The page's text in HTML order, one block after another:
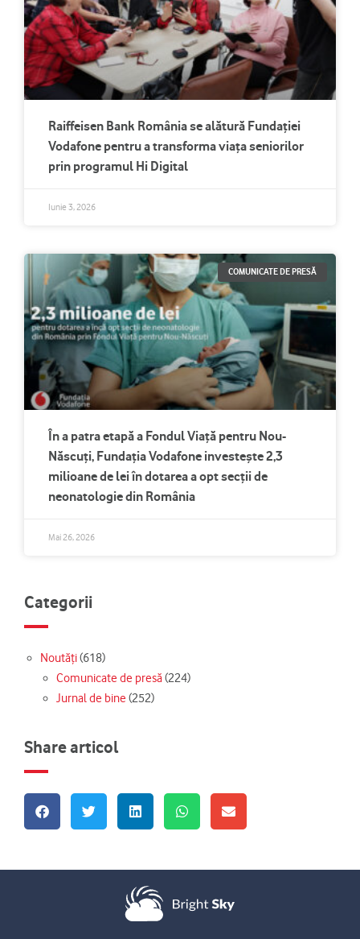
Raiffeisen Bank România se alătură Fundației
Vodafone pentru a transforma viața seniorilor
prin programul Hi Digital
Iunie 3, 2026
COMUNICATE DE PRESĂ
În a patra etapă a Fondul Viață pentru Nou-
Născuți, Fundația Vodafone investește 2,3
milioane de lei în dotarea a opt secții de
neonatologie din România
Mai 26, 2026
Categorii
Noutăți(618)
Comunicate de presă(224)
Jurnal de bine (252)
Share articol